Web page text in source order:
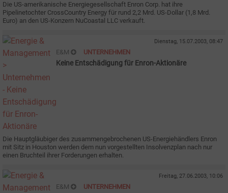
Die US-amerikanische Energiegesellschaft Enron Corp. hat ihre
Pipelinetochter CrossCountry Energy für rund 2,2 Mrd. US-Dollar (1,8 Mrd.
Euro) an den US-Konzern NuCoastal LLC verkauft.
Dienstag, 15.07.2003, 08:47
E&M UNTERNEHMEN
Keine Entschädigung für Enron-Aktionäre
Die Hauptgläubiger des zusammengebrochenen US-Energiehändlers Enron
mit Sitz in Houston werden dem nun vorgestellten Insolvenzplan nach nur
einen Bruchteil ihrer Forderungen erhalten.
Freitag, 27.06.2003, 10:06
E&M UNTERNEHMEN